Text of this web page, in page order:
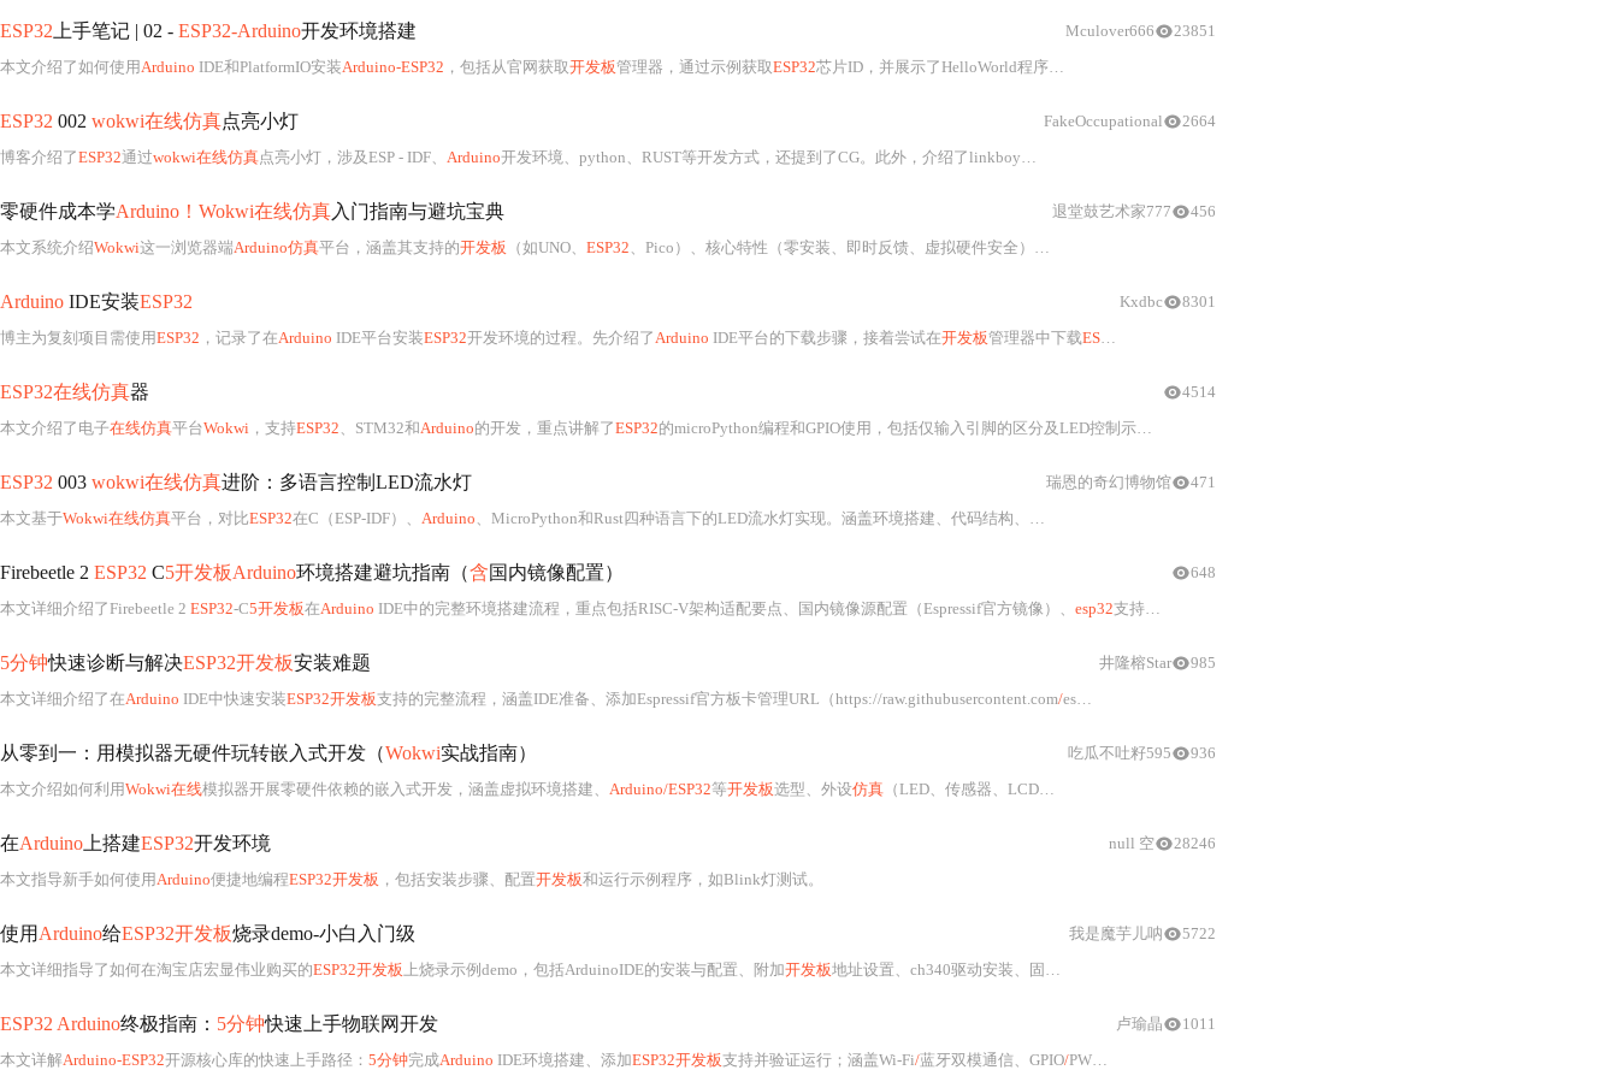
ESP32 上手笔记 | 02 - ESP32-Arduino开发环境搭建
本文介绍了如何使用Arduino IDE和PlatformIO安装Arduino-ESP32 ，包括从官网获取开发板管理器，通过示例获取ESP32芯片ID，并展示了HelloWorld程序的编写和下载过程。适合
Mculover666 23851
ESP32 002 wokwi在线仿真点亮小灯
博客介绍了ESP32通过wokwi在线仿真点亮小灯，涉及ESP - IDF、 Arduino开发环境、python、RUST等开发方式，还提到了CG。此外，介绍了linkboy图形化编程平台，它可解压运行，支持图形化连线、程序
FakeOccupational 2664
零硬件成本学Arduino！Wokwi在线仿真入门指南与避坑宝典
本文系统介绍Wokwi这一浏览器端Arduino仿真平台，涵盖其支持的开发板 （如UNO、 ESP32、Pico）、核心特性（零安装、即时反馈、虚拟硬件安全）、LED闪烁等实战项目、多组件与WiFi联网
退堂鼓艺术家777 456
Arduino IDE安装ESP32
博主为复刻项目需使用ESP32 ，记录了在Arduino IDE平台安装ESP32开发环境的过程。先介绍了Arduino IDE平台的下载步骤，接着尝试在开发板管理器中下载ESP32
Kxdbc 8301
ESP32在线仿真器
本文介绍了电子在线仿真平台Wokwi ，支持ESP32、STM32和Arduino的开发，重点讲解了ESP32的microPython编程和GPIO使用，包括仅输入引脚的区分及LED控制示例。
4514
ESP32 003 wokwi在线仿真进阶：多语言控制LED流水灯
本文基于Wokwi在线仿真平台，对比ESP32在C（ESP-IDF）、 Arduino、MicroPython和Rust四种语言下的LED流水灯实现。涵盖环境搭建、代码结构、执行效率（ESP-IDF最快、MicroPython最慢但开发高效）、内存占用及调试技巧，并延伸至PWM呼吸灯、中断响应与WiFi
瑞恩的奇幻博物馆 471
Firebeetle 2 ESP32 C5开发板Arduino环境搭建避坑指南（含国内镜像配置）
本文详细介绍了Firebeetle 2 ESP32-C5开发板在Arduino IDE中的完整环境搭建流程，重点包括RISC-V架构适配要点、国内镜像源配置（Espressif官方镜像）、 esp32支持包v7.0+安装、
648
5分钟快速诊断与解决ESP32开发板安装难题
本文详细介绍了在Arduino IDE中快速安装ESP32开发板支持的完整流程，涵盖IDE准备、添加Espressif官方板卡管理URL（https://raw.githubusercontent.com/espressif
井隆榕Star 985
从零到一：用模拟器无硬件玩转嵌入式开发（Wokwi实战指南）
本文介绍如何利用Wokwi在线模拟器开展零硬件依赖的嵌入式开发，涵盖虚拟环境搭建、 Arduino/ESP32等开发板选型、外设仿真 （LED、传感器、LCD）、可视化调试（示波器、串口监视、单步执行）、性能分析及向真实硬件迁移的关键适配要点，并通过智能环境监测与多设备协同两个完整项目演示端到端开发流程。
吃瓜不吐籽595 936
在Arduino 上搭建ESP32开发环境
本文指导新手如何使用Arduino便捷地编程ESP32开发板 ，包括安装步骤、配置开发板和运行示例程序，如Blink灯测试。
null 空 28246
使用 Arduino给ESP32开发板烧录demo-小白入门级
本文详细指导了如何在淘宝店宏显伟业购买的ESP32开发板 上烧录示例demo，包括ArduinoIDE的安装与配置、附加开发板地址设置、ch340驱动安装、固件烧录步骤以及注意事项，特别强调了使用官方提供的库和正确设置的重要性。,
我是魔芋儿呐 5722
ESP32 Arduino终极指南： 5分钟快速上手物联网开发
本文详解Arduino-ESP32开源核心库的快速上手路径： 5分钟完成Arduino IDE环境搭建、添加ESP32开发板支持并验证运行；涵盖Wi-Fi/蓝牙双模通信、GPIO/PWM
卢瑜晶 1011